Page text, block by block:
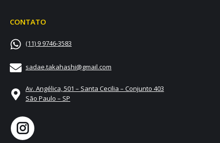
CONTATO
(11) 9 9746-3583
sadae.takahashi@gmail.com
Av. Angélica, 501 – Santa Cecilia – Conjunto 403
São Paulo – SP
Encontre-nos em:
Instagram